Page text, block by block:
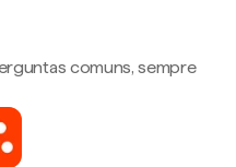
comuns, sempre